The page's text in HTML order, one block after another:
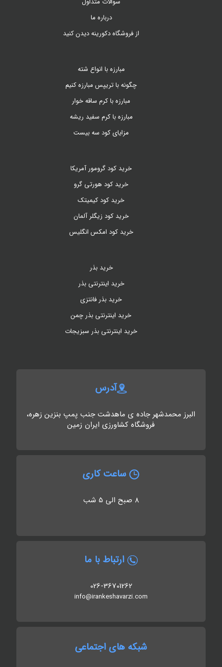
درباره ما
از فروشگاه دکورینه دیدن کنید
مبارزه با انواع شته
چگونه با تریپس مبارزه کنیم
مبارزه با کرم ساقه خوار
مبارزه با کرم سفید ریشه
مزایای کود سه بیست
خرید کود گرومور آمریکا
خرید کود هورتی گرو
خرید کود کیمیتک
خرید کود زیگلر آلمان
خرید کود امکس انگلیس
خرید بذر
خرید اینترنتی بذر
خرید بذر فانتزی
خرید اینترنتی بذر چمن
خرید اینترنتی بذر سبزیجات
آدرس
البرز محمدشهر جاده ی ماهدشت جنب پمپ بنزین زهره،
فروشگاه کشاورزی ایران زمین
ساعت کاری
8 صبح الی 5 شب
ارتباط با ما
026-36701262
info@irankeshavarzi.com
شبکه های اجتماعی